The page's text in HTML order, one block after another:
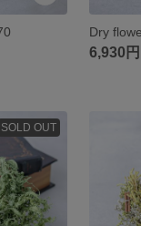
Dry
6,930円
SOLD OUT